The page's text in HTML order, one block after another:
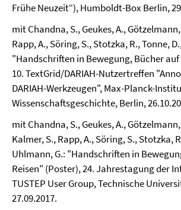
Frühe Neuzeit“), Humboldt-Box Berlin,
mit Chandna, S., Geukes, A., Götzelmann,
Rapp, A., Söring, S., Stotzka, R., Tonne,
"Handschriften in Bewegung, Bücher
10. TextGrid/DARIAH-Nutzertreffen
DARIAH-Werkzeugen", Max-Planck-
Wissenschaftsgeschichte, Berlin,
mit Chandna, S., Geukes, A., Götzelmann,
Kalmer, S., Rapp, A., Söring, S., Stotzka,
Uhlmann, G.: "Handschriften in
Reisen" (Poster), 24. Jahrestagung der
TUSTEP User Group, Technische
27.09.2017.